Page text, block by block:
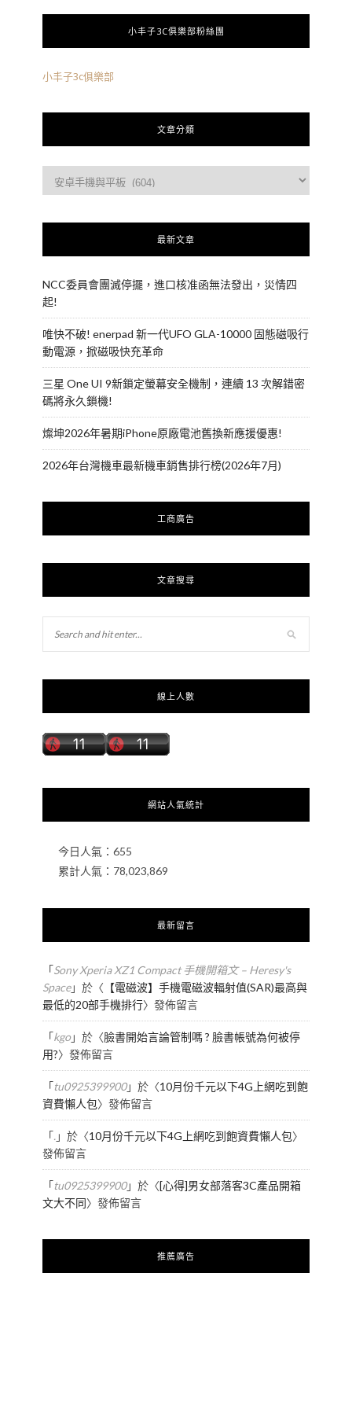
小丰子3C俱樂部粉絲團
小丰子3c俱樂部
文章分類
最新文章
NCC委員會團滅停擺，進口核准函無法發出，災情四
起!
唯快不破! enerpad 新一代UFO GLA-10000 固態磁吸行
動電源，掀磁吸快充革命
三星 One UI 9新鎖定螢幕安全機制，連續 13 次解錯密
碼將永久鎖機!
燦坤2026年暑期iPhone原廠電池舊換新應援優惠!
2026年台灣機車最新機車銷售排行榜(2026年7月)
工商廣告
文章搜尋
線上人數
網站人氣統計
今日人氣： 655
累計人氣： 78,023,869
最新留言
「Sony Xperia XZ1 Compact 手機開箱文 – Heresy's
Space」於〈 【電磁波】手機電磁波輻射值(SAR)最高與
最低的20部手機排行〉發佈留言
「kgo」於〈臉書開始言論管制嗎 ? 臉書帳號為何被停
用?〉發佈留言
「tu0925399900」於〈10月份千元以下4G上網吃到飽
資費懶人包〉發佈留言
「.」於〈10月份千元以下4G上網吃到飽資費懶人包〉
發佈留言
「tu0925399900」於〈[心得]男女部落客3C產品開箱
文大不同〉發佈留言
推薦廣告